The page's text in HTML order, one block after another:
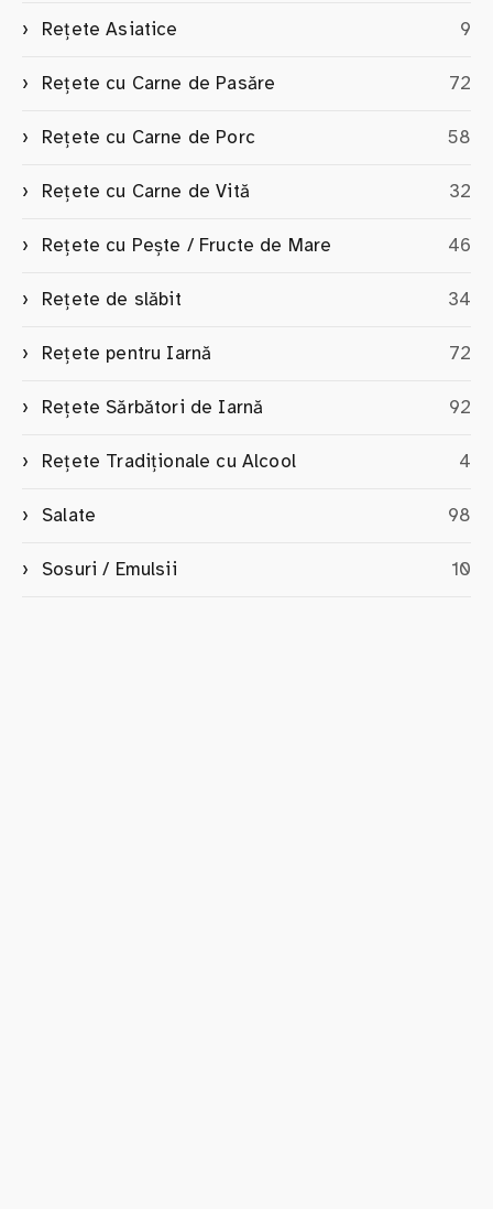
Rețete Asiatice 9
Rețete cu Carne de Pasăre 72
Rețete cu Carne de Porc 58
Rețete cu Carne de Vită 32
Rețete cu Pește / Fructe de Mare 46
Rețete de slăbit 34
Rețete pentru Iarnă 72
Rețete Sărbători de Iarnă 92
Rețete Tradiționale cu Alcool 4
Salate 98
Sosuri / Emulsii 10